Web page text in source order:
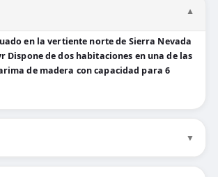
▼
en la vertiente norte de Sierra Nevada
Dispone de dos habitaciones en una de las
de madera con capacidad para 6
▼